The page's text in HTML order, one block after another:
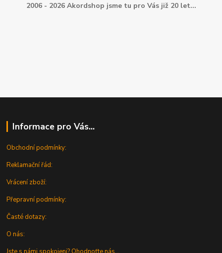
2006 - 2026 Akordshop jsme tu pro Vás již 20 let...
Informace pro Vás...
Obchodní podmínky:
Reklamační řád:
Vrácení zboží:
Přepravní podmínky:
Časté dotazy:
O nás: